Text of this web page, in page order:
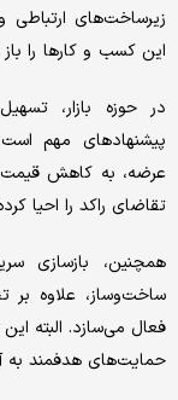
زیرساخت‌های ارتباطی
این کسب و کارها را باز
در حوزه بازار،
پیشنهادهای مهم
عرضه، به کاهش
تقاضای راکد را احیا
همچنین، بازسازی
ساخت‌وساز، علاوه بر
فعال می‌سازد. البته
حمایت‌های هدفمند